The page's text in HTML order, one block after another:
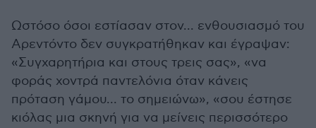
Ωστόσο όσοι εστίασαν στον... ενθουσιασμό του
Αρεντόντο δεν συγκρατήθηκαν και έγραψαν:
«Συγχαρητήρια και στους τρεις σας», «να
φοράς χοντρά παντελόνια όταν κάνεις
πρόταση γάμου... το σημειώνω», «σου έστησε
κιόλας μια σκηνή για να μείνεις περισσότερο